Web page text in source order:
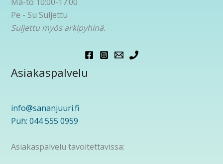
Pe - Su Suljettu
Suljettu myös arkipyhinä.
Asiakaspalvelu
info@sananjuuri.fi
Puh: 044 555 0959
Asiakaspalvelu tavoitettavissa: